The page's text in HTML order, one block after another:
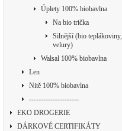
Úplety 100% biobavlna
Na bio trička
Silnější (bio teplákoviny,
velury)
Walsal 100% biobavlna
Len
Nitě 100% biobavlna
---------------------
EKO DROGERIE
DÁRKOVÉ CERTIFIKÁTY